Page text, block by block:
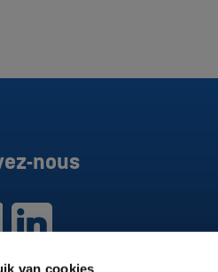
van cookies
nous